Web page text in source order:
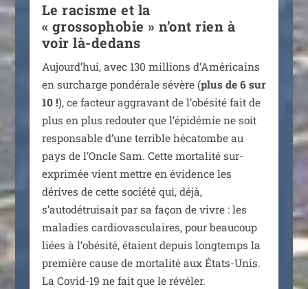
Le racisme et la
« grossophobie » n’ont rien à
voir là-dedans
Aujourd’hui, avec 130 mil­lions d’Américains
en sur­charge pon­dé­rale sévère (plus de 6 sur
10 !), ce fac­teur aggra­vant de l’obésité fait de
plus en plus redou­ter que l’épidémie ne soit
res­pon­sable d’une ter­rible héca­tombe au
pays de l’Oncle Sam. Cette mor­ta­li­té sur-
expri­mée vient mettre en évi­dence les
dérives de cette socié­té qui, déjà,
s’autodétruisait par sa façon de vivre : les
mala­dies car­dio­vas­cu­laires, pour beau­coup
liées à l’obésité, étaient depuis long­temps la
pre­mière cause de mor­ta­li­té aux États-Unis.
La Covid-19 ne fait que le révéler.